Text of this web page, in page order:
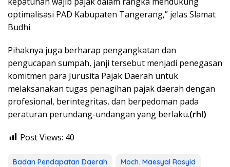
optimalisasi PAD Kabupaten Tangerang,” jelas Slamat
Budhi
Pihaknya juga berharap pengangkatan dan
pengucapan sumpah, janji tersebut menjadi penegasan
komitmen para Jurusita Pajak Daerah untuk
melaksanakan tugas penagihan pajak daerah dengan
profesional, berintegritas, dan berpedoman pada
peraturan perundang-undangan yang berlaku.(rhl)
Post Views: 40
Badan Pendapatan Daerah
Moch. Maesyal Rasyid